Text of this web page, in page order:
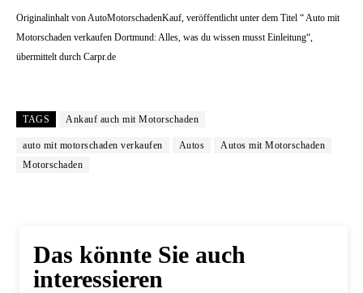
Originalinhalt von AutoMotorschadenKauf, veröffentlicht unter dem Titel “ Auto mit
Motorschaden verkaufen Dortmund: Alles, was du wissen musst Einleitung“,
übermittelt durch Carpr.de
TAGS Ankauf auch mit Motorschaden
auto mit motorschaden verkaufen Autos
Autos mit Motorschaden
Motorschaden
Das könnte Sie auch
interessieren